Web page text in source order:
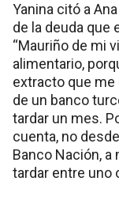
Yanina citó a
de la deuda que
“Mauriño de mi
alimentario,
extracto que me
de un banco
tardar un mes.
cuenta, no
Banco Nación, a
tardar entre uno